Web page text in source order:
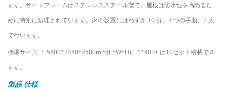
ます。サイドフレームはステンレススチール製で、屋根は防水性を高めるた
めに特別に処理されています。家の設置にはわずか 10 分、3 つの手順、2 人
で行います。
標準サイズ ： 5800*2480*2580mm(L*W*H)。1*40HCは10セット積載でき
ます。
製品 仕様